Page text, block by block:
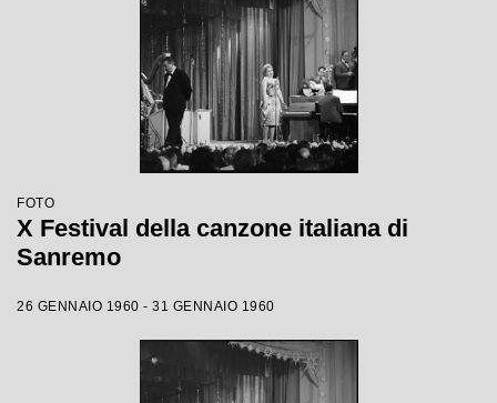
FOTO
X Festival della canzone italiana di
Sanremo
26 GENNAIO 1960 - 31 GENNAIO 1960